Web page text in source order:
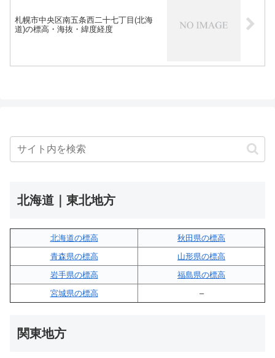
札幌市中央区南五条西二十七丁目(北海
道)の標高・海抜・緯度経度
北海道｜東北地方
北海道の標高
秋田県の標高
青森県の標高
山形県の標高
岩手県の標高
福島県の標高
宮城県の標高
–
関東地方